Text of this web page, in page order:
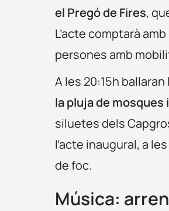
el Pregó de Fires,
L’acte comptarà
persones amb
A les 20:15h
la pluja de mosques
siluetes dels
l’acte inaugural, a
de foc.
Música: